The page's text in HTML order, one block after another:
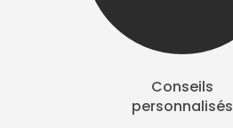
Conseils
personnalisés